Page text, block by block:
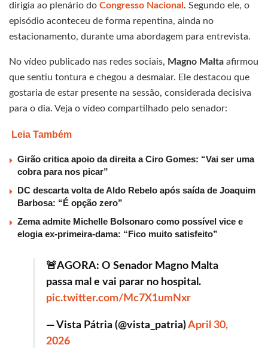
dirigia ao plenário do Congresso Nacional . Segundo ele, o
episódio aconteceu de forma repentina, ainda no
estacionamento, durante uma abordagem para entrevista.
No vídeo publicado nas redes sociais, Magno Malta afirmou
que sentiu tontura e chegou a desmaiar. Ele destacou que
gostaria de estar presente na sessão, considerada decisiva
para o dia. Veja o vídeo compartilhado pelo senador:
Leia Também
Girão critica apoio da direita a Ciro Gomes: “Vai ser uma
cobra para nos picar”
DC descarta volta de Aldo Rebelo após saída de Joaquim
Barbosa: “É opção zero”
Zema admite Michelle Bolsonaro como possível vice e
elogia ex-primeira-dama: “Fico muito satisfeito”
🚨AGORA: O Senador Magno Malta
passa mal e vai parar no hospital.
pic.twitter.com/Mc7X1umNxr
— Vista Pátria (@vista_patria)April 30,
2026